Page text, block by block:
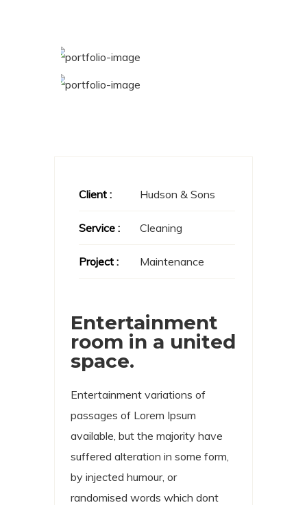
Client : Hudson & Sons
Service : Cleaning
Project : Maintenance
Entertainment
room in a united
space.
Entertainment variations of
passages of Lorem Ipsum
available, but the majority have
suffered alteration in some form,
by injected humour, or
randomised words which dont